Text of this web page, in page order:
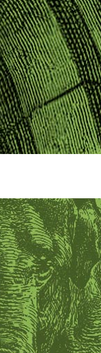
Беременность
Спорт
Фантастика
Эзотерика